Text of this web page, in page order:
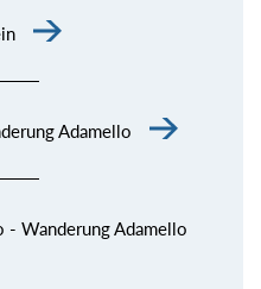
Adamello
- Wanderung Adamello